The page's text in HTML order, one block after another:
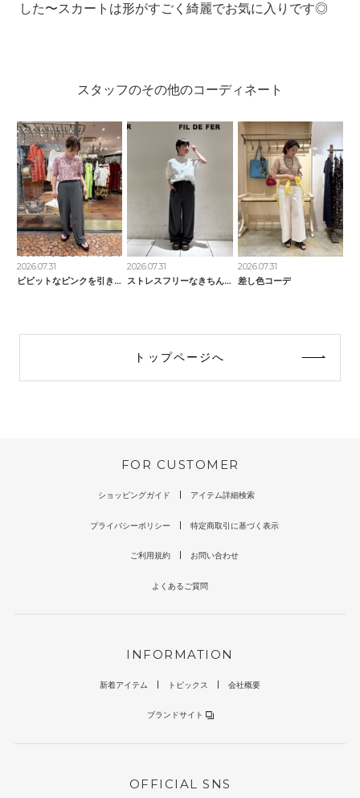
した〜スカートは形がすごく綺麗でお気に入りです◎
スタッフのその他のコーディネート
2026.07.31
ビビットなピンクを引き立たせて
2026.07.31
ストレスフリーなきちんとパンツ
2026.07.31
差し色コーデ
トップページへ
FOR CUSTOMER
ショッピングガイド アイテム詳細検索
プライバシーポリシー 特定商取引に基づく表示
ご利用規約 お問い合わせ
よくあるご質問
INFORMATION
新着アイテム トピックス 会社概要
ブランドサイト
OFFICIAL SNS